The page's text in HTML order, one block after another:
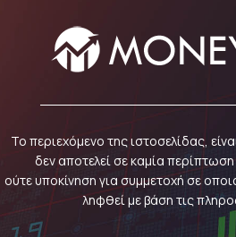
Το περιεχόμενο της ιστοσελίδας,
δεν αποτελεί σε καμία
ούτε υποκίνηση για συμμετοχή σε
ληφθεί με βάση τις